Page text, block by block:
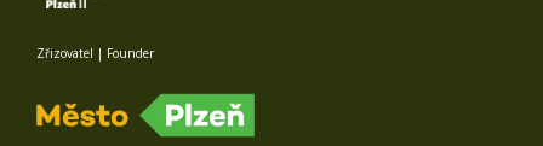
Zřizovatel | Founder